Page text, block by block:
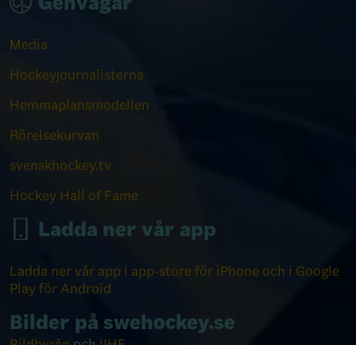
Media
Hockeyjournalisterna
Hemmaplansmodellen
Rörelsekurvan
svenskhockey.tv
Hockey Hall of Fame
Ladda ner vår app
Ladda ner vår app i app-store för iPhone och i Google
Play för Android
Bilder på swehockey.se